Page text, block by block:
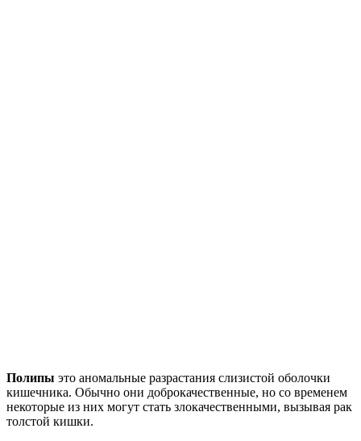
Полипы это аномальные разрастания слизистой оболочки
кишечника. Обычно они доброкачественные, но со временем
некоторые из них могут стать злокачественными, вызывая рак
толстой кишки.